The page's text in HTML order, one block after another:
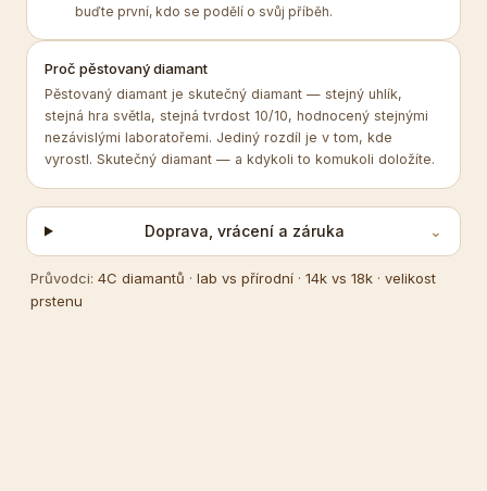
buďte první, kdo se podělí o svůj příběh.
Proč pěstovaný diamant
Pěstovaný diamant je skutečný diamant — stejný uhlík,
stejná hra světla, stejná tvrdost 10/10, hodnocený stejnými
nezávislými laboratořemi. Jediný rozdíl je v tom, kde
vyrostl. Skutečný diamant — a kdykoli to komukoli doložíte.
Doprava, vrácení a záruka ⌄
Průvodci: 4C diamantů · lab vs přírodní · 14k vs 18k · velikost
prstenu